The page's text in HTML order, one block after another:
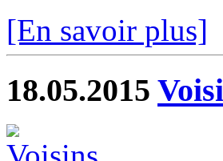
[En savoir plus]
18.05.2015